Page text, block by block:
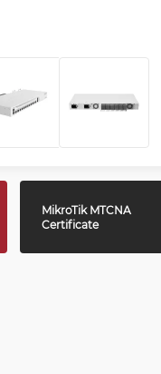
MikroTik MTCNA
Certificate